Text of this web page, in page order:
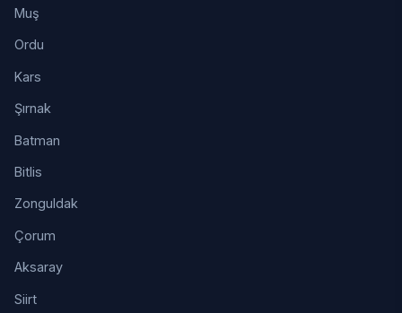
Muş
Ordu
Kars
Şırnak
Batman
Bitlis
Zonguldak
Çorum
Aksaray
Siirt